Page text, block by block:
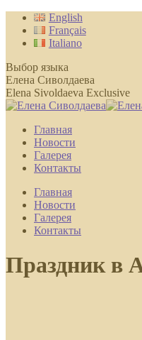
Перейти
содержанию
English
Français
Italiano
Выбор языка
Елена Сиволдаева
Elena Sivoldaeva Exclusive
Главная
Новости
Галерея
Контакты
Главная
Новости
Галерея
Контакты
Праздник в